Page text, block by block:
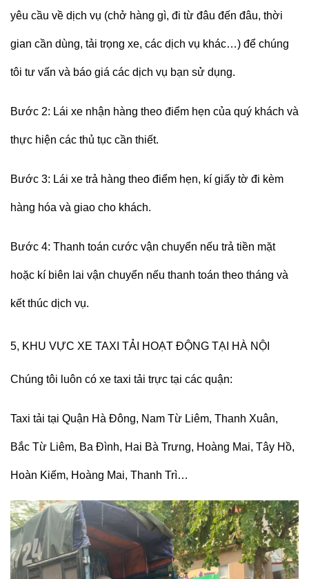
yêu cầu về dịch vụ (chở hàng gì, đi từ đâu đến đâu, thời
gian cần dùng, tải trọng xe, các dịch vụ khác…) để chúng
tôi tư vấn và báo giá các dịch vụ bạn sử dụng.
Bước 2: Lái xe nhận hàng theo điểm hẹn của quý khách và
thực hiện các thủ tục cần thiết.
Bước 3: Lái xe trả hàng theo điểm hẹn, kí giấy tờ đi kèm
hàng hóa và giao cho khách.
Bước 4: Thanh toán cước vận chuyển nếu trả tiền mặt
hoặc kí biên lai vận chuyển nếu thanh toán theo tháng và
kết thúc dịch vụ.
5, KHU VỰC XE TAXI TẢI HOẠT ĐỘNG TẠI HÀ NỘI
Chúng tôi luôn có xe taxi tải trực tại các quận:
Taxi tải tại Quận Hà Đông, Nam Từ Liêm, Thanh Xuân,
Bắc Từ Liêm, Ba Đình, Hai Bà Trưng, Hoàng Mai, Tây Hồ,
Hoàn Kiếm, Hoàng Mai, Thanh Trì…